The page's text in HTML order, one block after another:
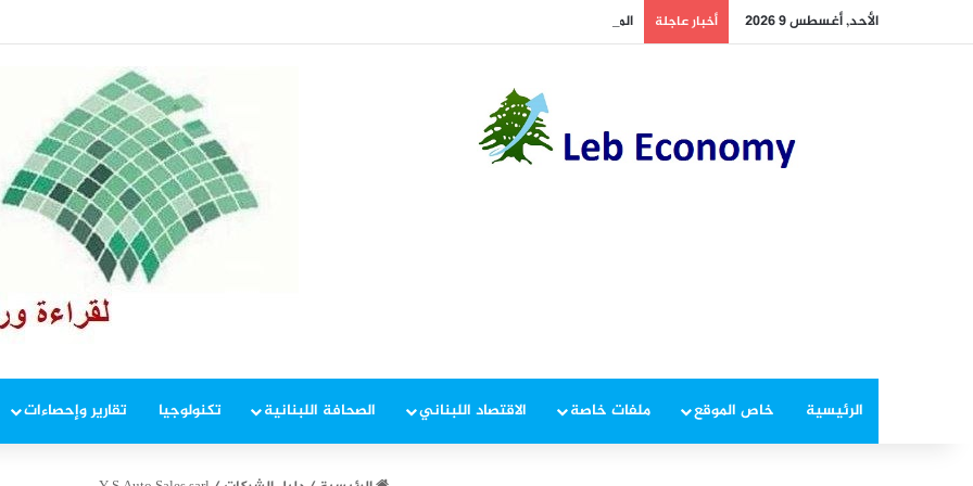
الأحد, أغسطس 9 2026 أخبار عاجلة المساعدون القضائيّون: المهلة انتهت وحان وقت المواجهة
الرئيسية خاص الموقع ملفات خاصة الاقتصاد اللبناني الصحافة اللبنانية تكنولوجيا تقارير وإحصاءات